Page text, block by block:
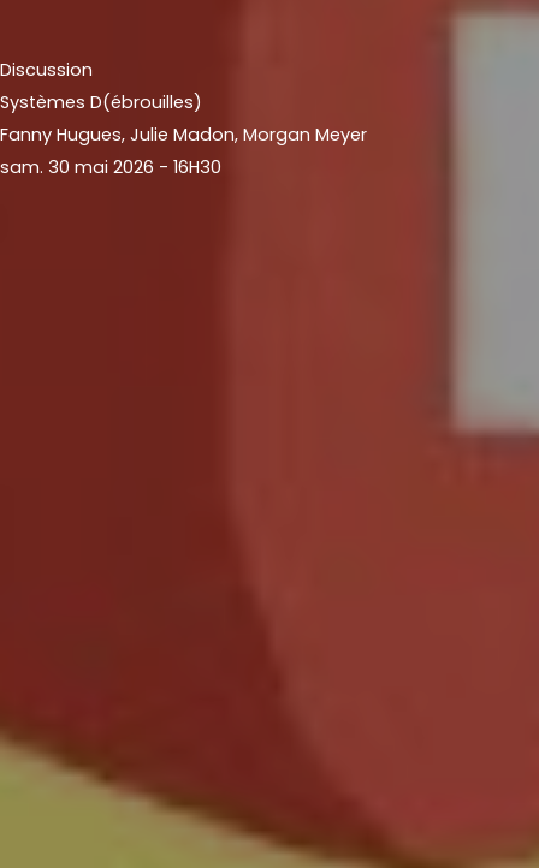
Discussion
Systèmes D(ébrouilles)
Fanny Hugues, Julie Madon, Morgan Meyer
sam. 30 mai 2026 - 16H30